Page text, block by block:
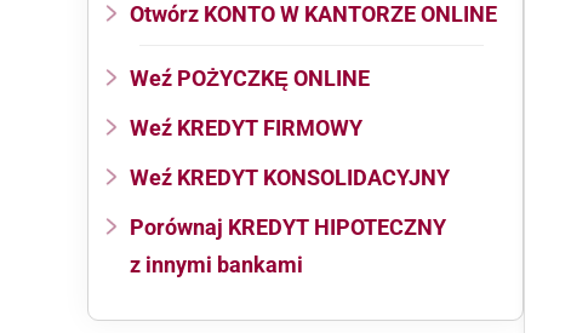
Otwórz KONTO W KANTORZE ONLINE
Weź POŻYCZKĘ ONLINE
Weź KREDYT FIRMOWY
Weź KREDYT KONSOLIDACYJNY
Porównaj KREDYT HIPOTECZNY
z innymi bankami